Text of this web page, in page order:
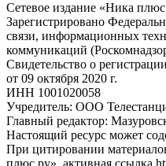
Сетевое издание «Ника
Зарегистрировано
связи, информационных
коммуникаций
Свидетельство о
от 09 октября 2020 г.
ИНН 1001020058
Учредитель: ООО
Главный редактор:
Настоящий ресурс может
При цитировании